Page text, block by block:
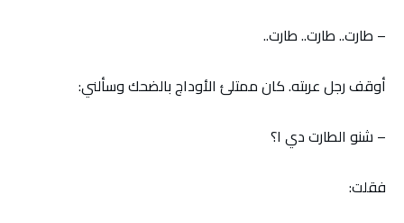
– طارت.. طارت.. طارت..
أوقف رجل عربته. كان ممتلئ الأوداج بالضحك وسألني:
– شنو الطارت دي ا؟
فقلت: